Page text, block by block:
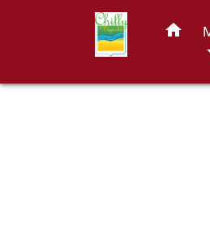
home